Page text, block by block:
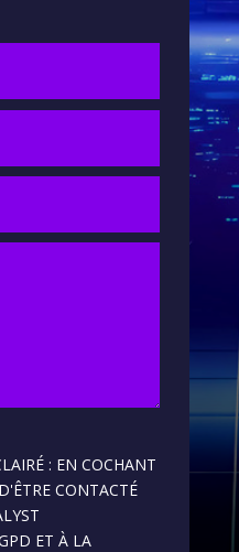
: EN COCHANT
CONTACTÉ
ET À LA